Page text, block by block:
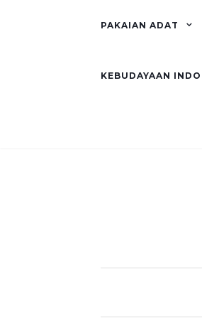
PAKAIAN ADAT
KEBUDAYAAN